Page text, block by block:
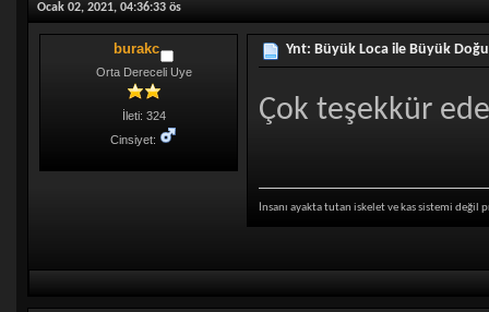
Ocak 02, 2021, 04:36:33 ös
burakc
Orta Dereceli Uye
İleti: 324
Cinsiyet:
Ynt: Büyük Loca ile Büyük Doğu
Çok teşekkür
İnsanı ayakta tutan iskelet ve kas sistemi